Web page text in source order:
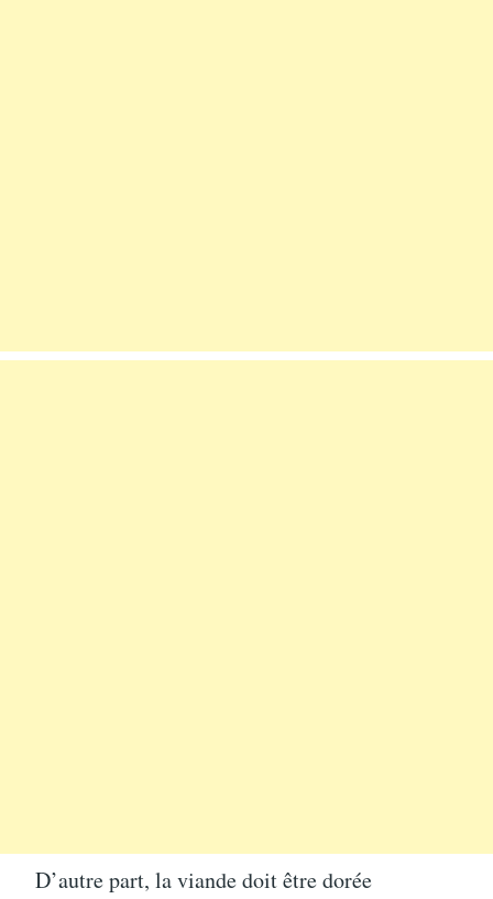
D’autre part, la viande doit être dorée